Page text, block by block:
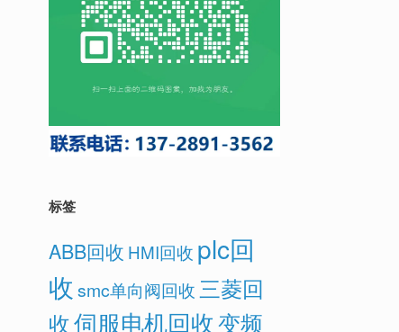
标签
ABB回收 HMI回收 plc回
收 smc单向阀回收三菱回
收伺服电机回收变频